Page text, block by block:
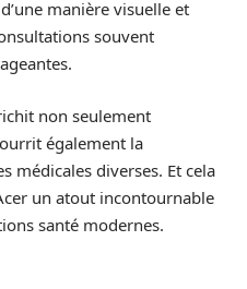
manière visuelle et
souvent
non seulement
également la
médicales diverses. Et cela
un atout incontournable
santé modernes.